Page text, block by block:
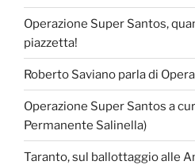
Operazione Super Santos,
piazzetta!
Roberto Saviano parla di
Operazione Super Santos a
Permanente Salinella)
Taranto, sul ballottaggio alle